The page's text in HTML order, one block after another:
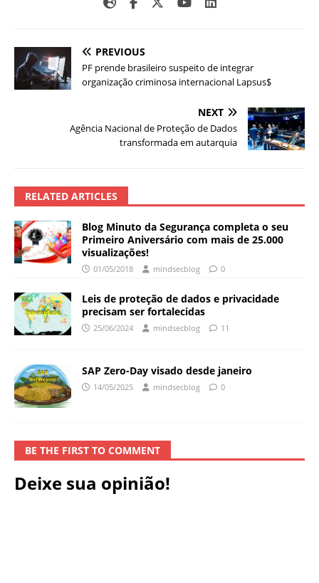
PREVIOUS
PF prende brasileiro suspeito de integrar
organização criminosa internacional Lapsus$
NEXT
Agência Nacional de Proteção de Dados
transformada em autarquia
RELATED ARTICLES
Blog Minuto da Segurança completa o seu
Primeiro Aniversário com mais de 25.000
visualizações!
01/05/2018 mindsecblog 0
Leis de proteção de dados e privacidade
precisam ser fortalecidas
25/06/2024 mindsecblog 11
SAP Zero-Day visado desde janeiro
14/05/2025 mindsecblog 0
BE THE FIRST TO COMMENT
Deixe sua opinião!